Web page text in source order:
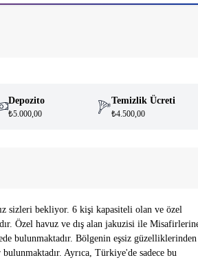
Depozito
₺5.000,00
Temizlik Ücreti
₺4.500,00
sizleri bekliyor. 6 kişi kapasiteli olan ve özel
Özel havuz ve dış alan jakuzisi ile
bulunmaktadır. Bölgenin eşsiz güzelliklerinden
Ayrıca, Türkiye'de sadece bu